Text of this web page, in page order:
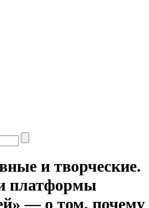
и творческие.
платформы
— о том, почему